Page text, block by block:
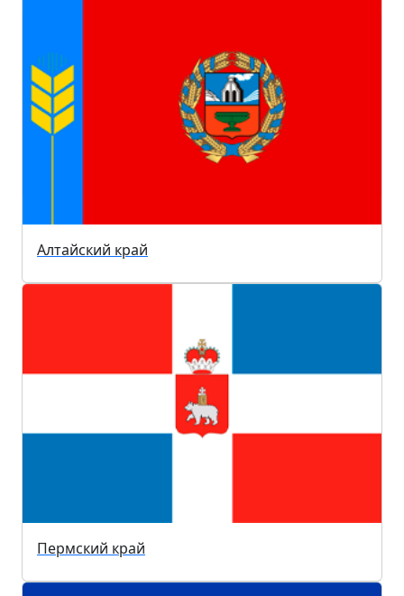
Алтайский край
Пермский край